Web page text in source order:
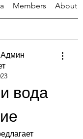
Members About
вода